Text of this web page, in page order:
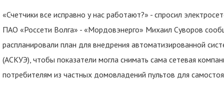
«Счетчики все исправно у нас работают?» - спросил
ПАО «Россети Волга» - «Мордовэнерго» Михаил Суворов
распланировали план для внедрения автоматизированной
(АСКУЭ), чтобы показатели могла снимать сама сетевая
потребителям из частных домовладений пультов для